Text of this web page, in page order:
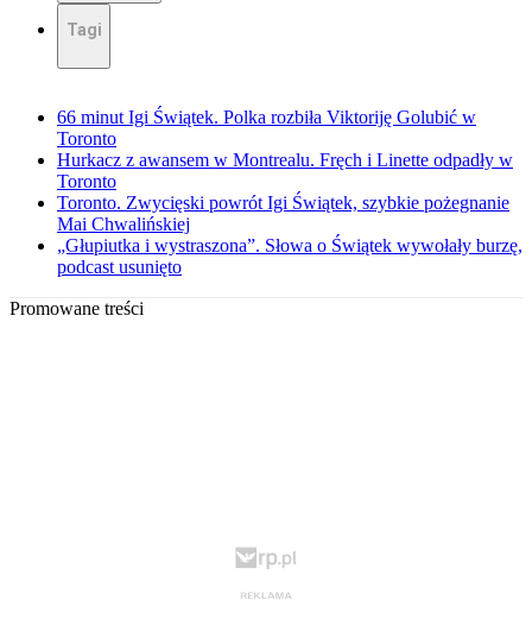
Tagi
66 minut Igi Świątek. Polka rozbiła Viktoriję Golubić w
Toronto
Hurkacz z awansem w Montrealu. Fręch i Linette odpadły w
Toronto
Toronto. Zwycięski powrót Igi Świątek, szybkie pożegnanie
Mai Chwalińskiej
„Głupiutka i wystraszona”. Słowa o Świątek wywołały burzę,
podcast usunięto
Promowane treści